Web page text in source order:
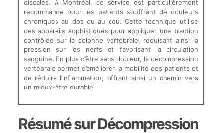
discales. À Montréal, ce service est particulièrement
recommandé pour les patients souffrant de douleurs
chroniques au dos ou au cou. Cette technique utilise
des appareils sophistiqués pour appliquer une traction
contrôlée sur la colonne vertébrale, réduisant ainsi la
pression sur les nerfs et favorisant la circulation
sanguine. En plus d’être sans douleur, la décompression
vertébrale permet d’améliorer la mobilité des patients et
de réduire l’inflammation, offrant ainsi un chemin vers
un mieux-être durable.
Résumé sur Décompression